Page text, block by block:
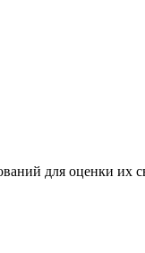
для оценки их